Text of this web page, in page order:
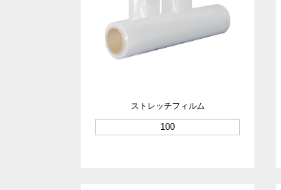
ストレッチフィルム
100